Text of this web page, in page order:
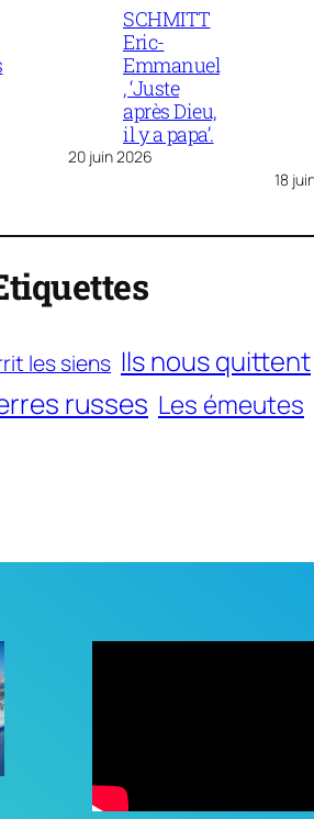
SCHMITT
Eric-
Emmanuel
, ‘Juste
après Dieu,
il y a papa’.
20 juin 2026
18
les siens Ils nous quittent
russes Les émeutes